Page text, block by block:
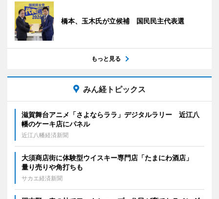
橋本、玉木氏が立候補 国民民主代表選
もっと見る
みん経トピックス
滋賀舞台アニメ「さよならララ」デジタルラリー 近江八
幡のケーキ店にパネル
近江八幡経済新聞
大須商店街に体験型ウイスキー専門店「たまにわ酒店」
量り売りや角打ちも
サカエ経済新聞